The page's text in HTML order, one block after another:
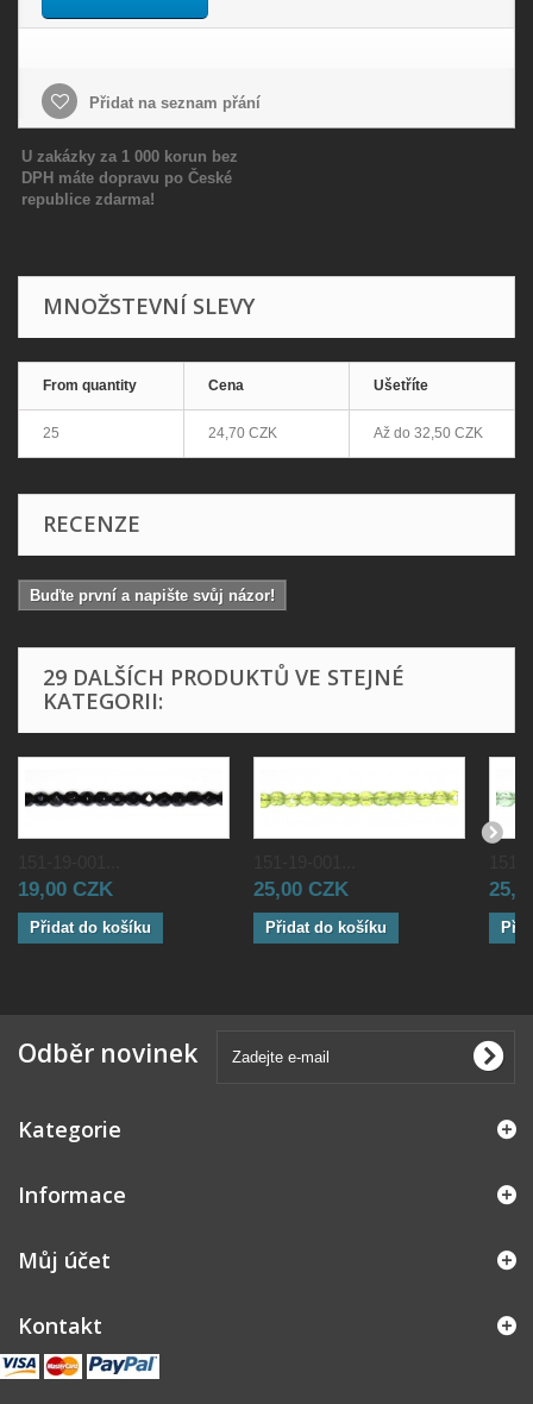
Přidat na seznam přání
U zakázky za 1 000 korun bez
DPH máte dopravu po České
republice zdarma!
MNOŽSTEVNÍ SLEVY
From quantity Cena Ušetříte
25 24,70 CZK Až do 32,50 CZK
RECENZE
Buďte první a napište svůj názor!
29 DALŠÍCH PRODUKTŮ VE STEJNÉ
KATEGORII:
19,00 CZK
Přidat do košíku
25,00 CZK
Přidat do košíku
Odběr novinek
Kategorie
Informace
Můj účet
Kontakt